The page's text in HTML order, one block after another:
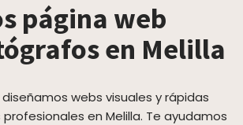
página web
en Melilla
diseñamos webs visuales y rápidas
en Melilla. Te ayudamos